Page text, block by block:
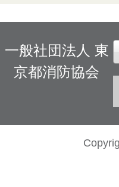
一般社団法人 東
京都消防協会